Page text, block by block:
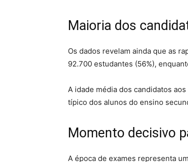
Maioria dos
Os dados revelam ainda que as
92.700 estudantes (56%),
A idade média dos candidatos
típico dos alunos do ensino
Momento decisivo
A época de exames representa